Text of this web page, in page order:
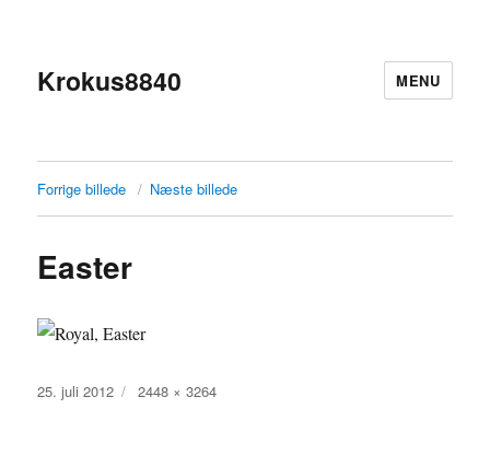
Krokus8840 MENU
Forrige billede Næste billede
Easter
Udgivet
25. juli 2012
Faktisk
2448 × 3264